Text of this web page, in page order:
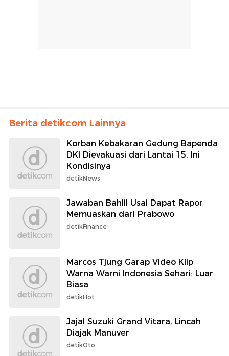
Berita detikcom Lainnya
Korban Kebakaran Gedung Bapenda
DKI Dievakuasi dari Lantai 15, Ini
Kondisinya
detikNews
Jawaban Bahlil Usai Dapat Rapor
Memuaskan dari Prabowo
detikFinance
Marcos Tjung Garap Video Klip
Warna Warni Indonesia Sehari: Luar
Biasa
detikHot
Jajal Suzuki Grand Vitara, Lincah
Diajak Manuver
detikOto